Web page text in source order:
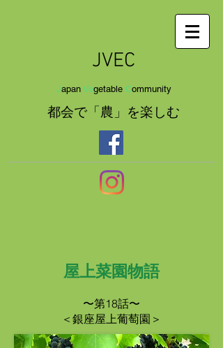
JVEC
Japan Vegetable Community
都会で「農」を楽しむ
屋上菜園物語
〜第18話〜
＜銀座屋上葡萄園＞